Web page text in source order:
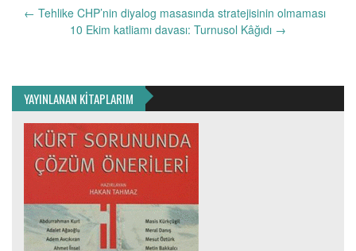
Yazı
← Tehlike CHP’nin diyalog masasında stratejisinin olmaması
10 Ekim katliamı davası: Turnusol Kâğıdı →
YAYINLANAN KİTAPLARIM